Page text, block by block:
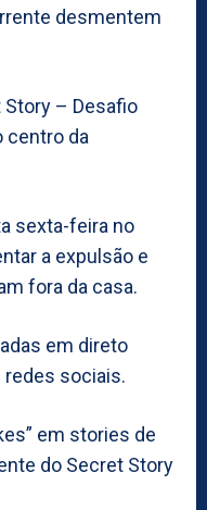
desmentem
– Desafio
centro da
sexta-feira no
a expulsão e
fora da casa.
em direto
redes sociais.
em stories de
do Secret Story